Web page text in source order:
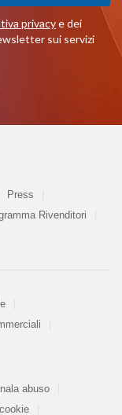
privacye dei
sui servizi
Press
Rivenditori
abuso